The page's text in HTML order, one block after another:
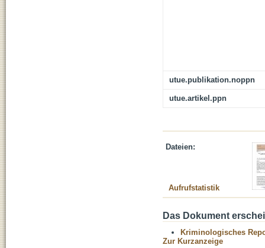
utue.publikation.noppn
utue.artikel.ppn
Dateien:
Aufrufstatistik
Das Dokument
Kriminologisches
Zur Kurzanzeige